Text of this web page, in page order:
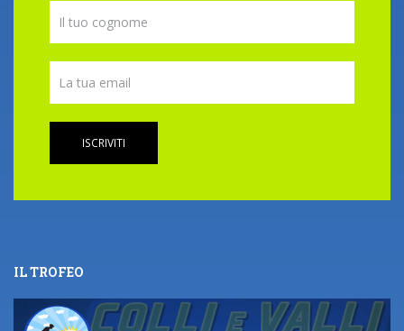
ISCRIVITI
IL TROFEO